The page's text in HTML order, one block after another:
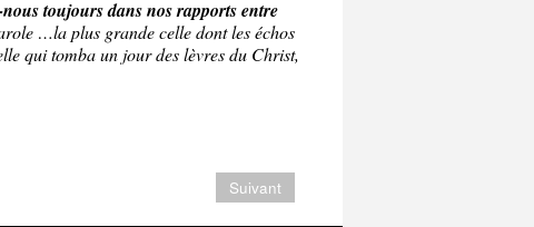
toujours dans nos rapports entre
…la plus grande celle dont les échos
qui tomba un jour des lèvres du Christ,
Suivant